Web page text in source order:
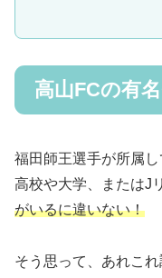
高山FCの有
福田師王選手が所属
高校や大学、またはJ
がいるに違いない！
そう思って、あれこ